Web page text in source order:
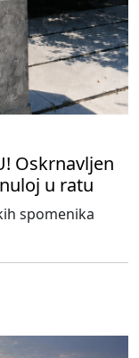
Oskrnavljen
u ratu
spomenika